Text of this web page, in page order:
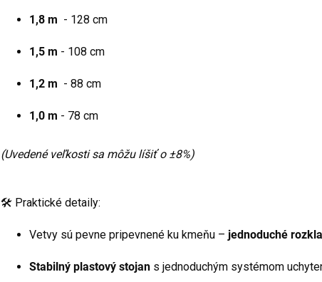
1,8 m - 128 cm
1,5 m - 108 cm
1,2 m - 88 cm
1,0 m - 78 cm
(Uvedené veľkosti sa môžu líšiť o ±8%)
🛠️ Praktické detaily:
Vetvy sú pevne pripevnené ku kmeňu – jednoduché
Stabilný plastový stojan s jednoduchým systémom